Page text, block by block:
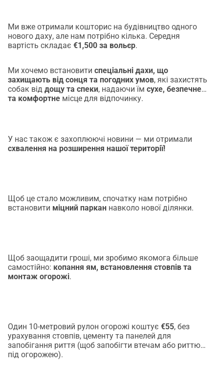
Тому що це ВАЖЛИВО!У разі, якщо ми зберемо більше
грошей, всі кошти підуть на стерилізаційні заходи,
Ми вже отримали кошторис на будівництво одного
нового даху, але нам потрібно кілька. Середня
вартість складає €1,500 за вольєр.
Ми хочемо встановити спеціальні дахи, що
захищають від сонця та погодних умов, які захистять
собак від дощу та спеки, надаючи їм сухе, безпечне
та комфортне місце для відпочинку.
У нас також є захоплюючі новини — ми отримали
схвалення на розширення нашої території!
Щоб це стало можливим, спочатку нам потрібно
встановити міцний паркан навколо нової ділянки.
Щоб заощадити гроші, ми зробимо якомога більше
самостійно: копання ям, встановлення стовпів та
монтаж огорожі.
Один 10-метровий рулон огорожі коштує €55, без
урахування стовпів, цементу та панелей для
запобігання риття (щоб запобігти втечам або риттю
під огорожею).